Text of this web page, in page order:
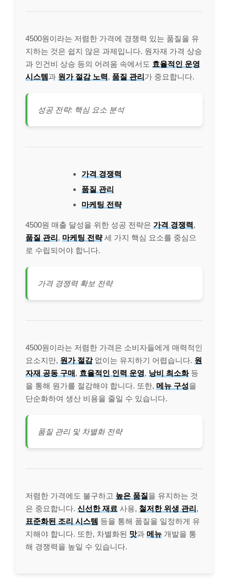
4500원이라는 저렴한 가격에 경쟁력 있는 품질을 유
지하는 것은 쉽지 않은 과제입니다. 원자재 가격 상승
과 인건비 상승 등의 어려움 속에서도 효율적인 운영
시스템과 원가 절감 노력, 품질 관리가 중요합니다.
성공 전략: 핵심 요소 분석
가격 경쟁력
품질 관리
마케팅 전략
4500원 매출 달성을 위한 성공 전략은 가격 경쟁력,
품질 관리, 마케팅 전략세 가지 핵심 요소를 중심으
로 수립되어야 합니다.
가격 경쟁력 확보 전략
4500원이라는 저렴한 가격은 소비자들에게 매력적인
요소지만, 원가 절감없이는 유지하기 어렵습니다. 원
자재 공동 구매, 효율적인 인력 운영, 낭비 최소화등
을 통해 원가를 절감해야 합니다. 또한, 메뉴 구성을
단순화하여 생산 비용을 줄일 수 있습니다.
품질 관리 및 차별화 전략
저렴한 가격에도 불구하고 높은 품질을 유지하는 것
은 중요합니다. 신선한 재료 사용, 철저한 위생 관리,
표준화된 조리 시스템 등을 통해 품질을 일정하게 유
지해야 합니다. 또한, 차별화된 맛과 메뉴 개발을 통
해 경쟁력을 높일 수 있습니다.